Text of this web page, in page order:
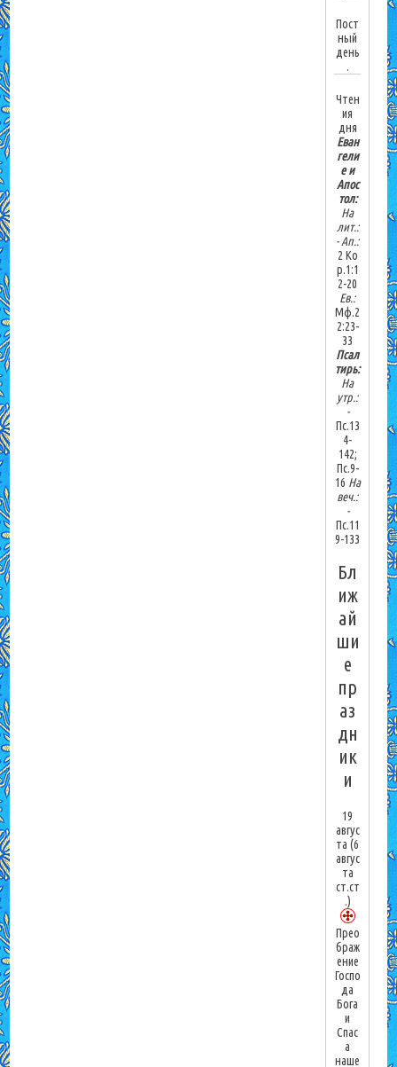
Пост
ный
день
.
Чтен
ия
дня
Еван
гели
е и
Апос
тол:
На
лит.:
-Ап.:
2 Ко
р.1:1
2-20
Ев.:
Мф.2
2:23-
33
Псал
тирь:
На
утр.:
-
Пс.13
4-
142;
Пс.9-
16 На
веч.:
-
Пс.11
9-133
Бл
иж
ай
ши
е
пр
аз
дн
ик
и
19
авгус
та(6
авгус
та
ст.ст
.)
Прео
браж
ение
Госпо
да
Бога
и
Спас
а
наше